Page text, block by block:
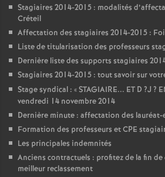
Stagiaires 2014-2015 : modalités
Créteil
Affectation des stagiaires 2014-2015 :
Liste de titularisation des professeurs
Dernière liste des supports stagiaires
Stagiaires 2014-2015 : tout savoir sur
Stage syndical : «STAGIAIRE... ET D ?J ?
vendredi 14 novembre 2014
Dernière minute : affectation des lauréat-
Formation des professeurs etCPE
Les principales indemnités
Anciens contractuels : profitez de la fin
meilleur reclassement